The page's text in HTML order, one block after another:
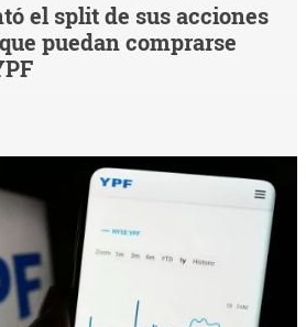
el split de sus acciones
puedan comprarse